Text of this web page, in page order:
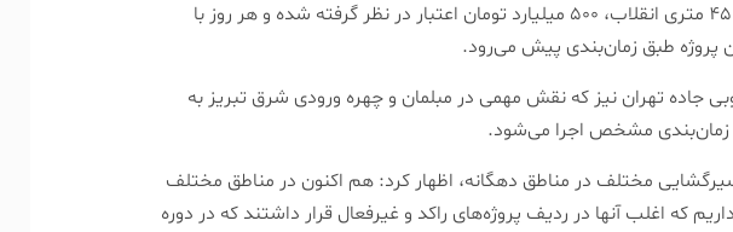
هوشیار عنوان کرد: برای پروژه مسیرگشایی ۴۵ متری انقلاب، ۵۰۰ میلیارد تومان اعتبار در نظر گرفته شده و هر روز با
پروژه طبق زمان‌بندی پیش می‌رود.
جاده تهران نیز که نقش مهمی در مبلمان و چهره ورودی شرق تبریز به
زمان‌بندی مشخص اجرا می‌شود.
مختلف در مناطق دهگانه، اظهار کرد: هم اکنون در مناطق مختلف
که اغلب آنها در ردیف پروژه‌های راکد و غیرفعال قرار داشتند که در دوره